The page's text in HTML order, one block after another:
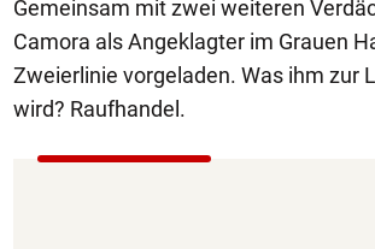
Gemeinsam mit zwei weiteren
Camora als Angeklagter im Grauen
Zweierlinie vorgeladen. Was ihm zur
wird? Raufhandel.